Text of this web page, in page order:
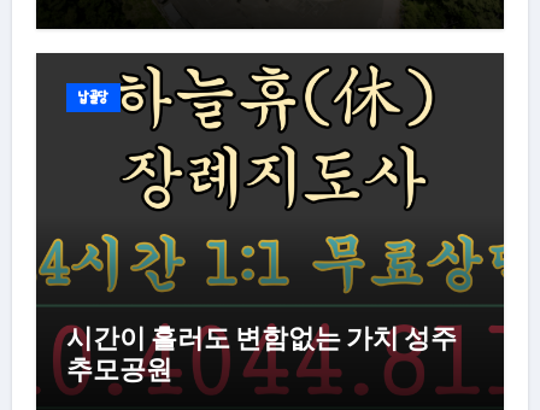
납골당
시간이 흘러도 변함없는 가치 성주
추모공원